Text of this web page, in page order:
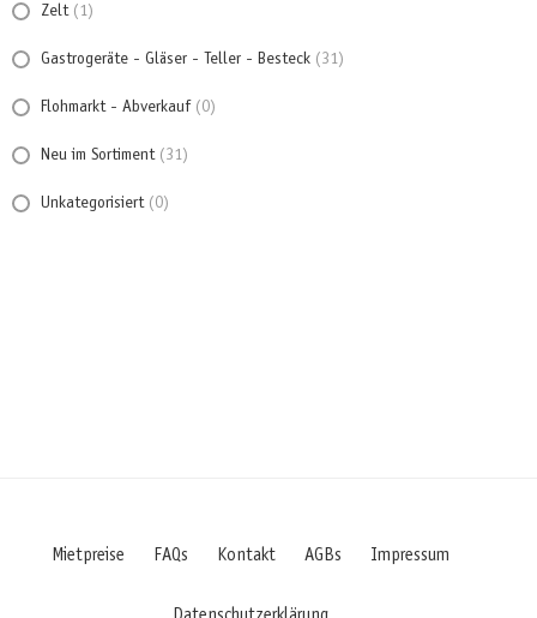
Zelt (1)
Gastrogeräte - Gläser - Teller - Besteck (31)
Flohmarkt - Abverkauf (0)
Neu im Sortiment (31)
Unkategorisiert (0)
Mietpreise FAQs Kontakt AGBs Impressum